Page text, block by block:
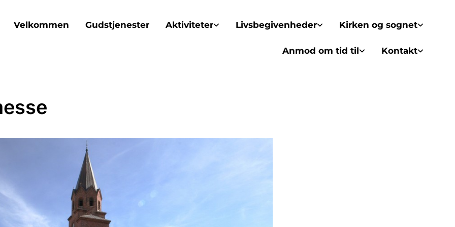
Velkommen Gudstjenester Aktiviteter Livsbegivenheder Kirken og sognet
Anmod om tid til Kontakt